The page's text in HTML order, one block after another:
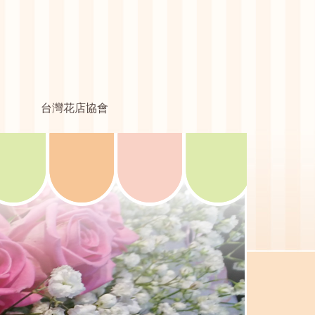
台灣花店協會